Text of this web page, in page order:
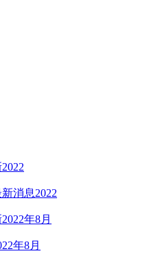
消息2022
年8月
年8月